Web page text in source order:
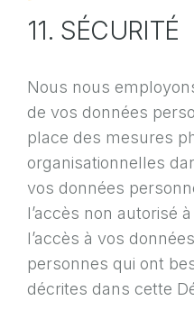
11. SÉCURITÉ
Nous nous
de vos données
place des mesures
organisationnelles
vos données
l’accès non autorisé
l’accès à vos
personnes qui ont
décrites dans cette